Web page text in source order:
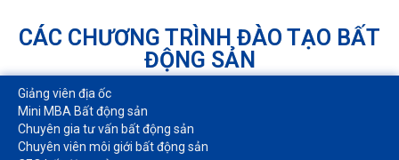
CÁC CHƯƠNG TRÌNH ĐÀO TẠO BẤT
ĐỘNG SẢN
Giảng viên địa ốc
Mini MBA Bất động sản
Chuyên gia tư vấn bất động sản
Chuyên viên môi giới bất động sản​